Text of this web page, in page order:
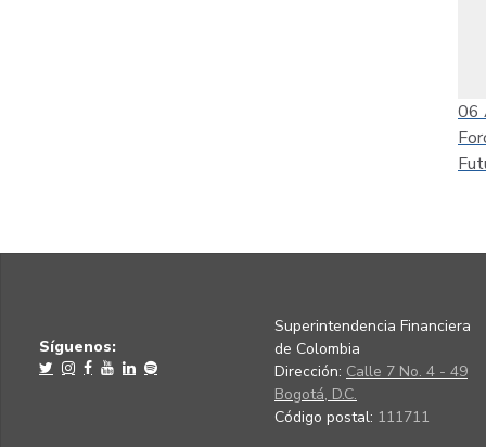
06
Síguenos:
Superintendencia Financiera
de Colombia
Dirección: Calle 7 No. 4 - 49
Bogotá, D.C.
Código postal: 111711